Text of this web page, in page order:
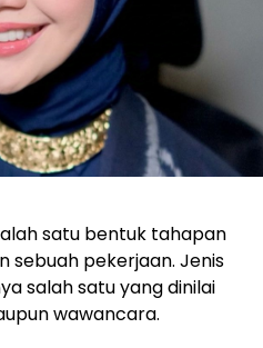
satu bentuk tahapan
sebuah pekerjaan. Jenis
salah satu yang dinilai
wawancara.